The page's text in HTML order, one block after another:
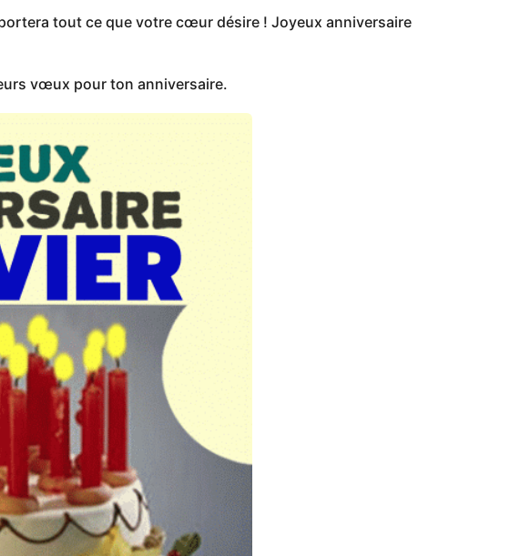
tout ce que votre cœur désire ! Joyeux anniversaire
vœux pour ton anniversaire.